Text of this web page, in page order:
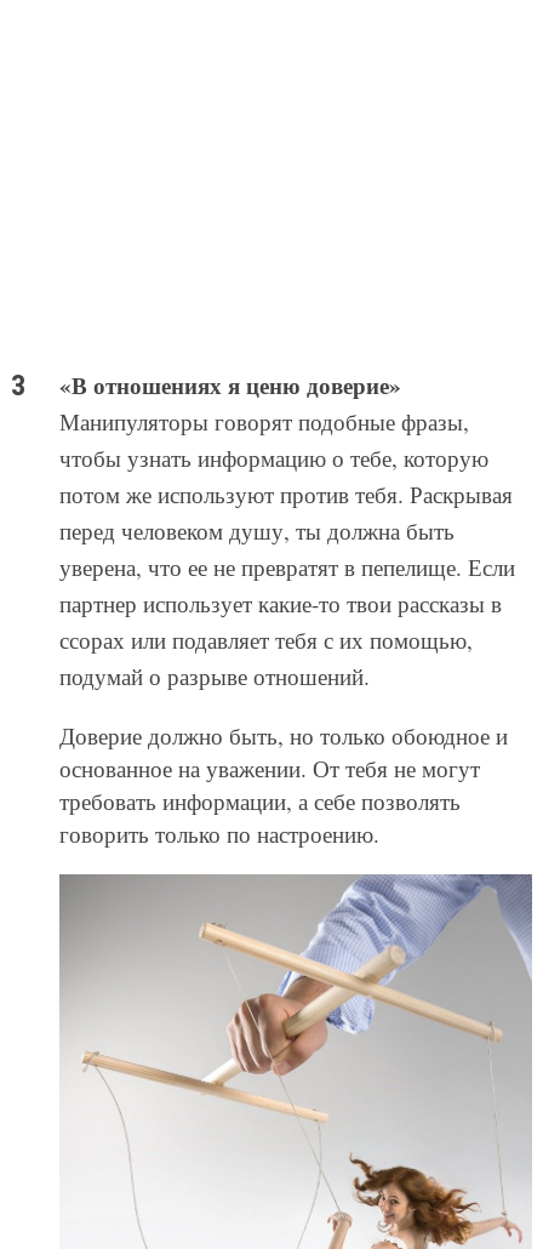
«В отношениях я ценю доверие»
Манипуляторы говорят подобные фразы,
чтобы узнать информацию о тебе, которую
потом же используют против тебя. Раскрывая
перед человеком душу, ты должна быть
уверена, что ее не превратят в пепелище. Если
партнер использует какие-то твои рассказы в
ссорах или подавляет тебя с их помощью,
подумай о разрыве отношений.
Доверие должно быть, но только обоюдное и
основанное на уважении. От тебя не могут
требовать информации, а себе позволять
говорить только по настроению.